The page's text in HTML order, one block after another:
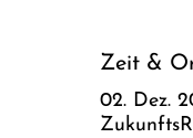
Zeit &
02. Dez.